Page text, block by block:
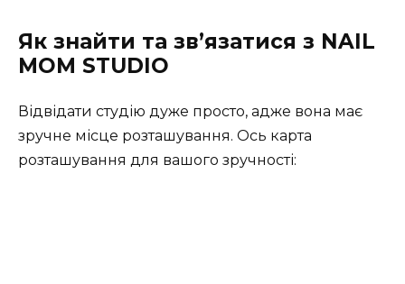
Як знайти та зв’язатися з NAIL
MOM STUDIO
Відвідати студію дуже просто, адже вона має
зручне місце розташування. Ось карта
розташування для вашого зручності: